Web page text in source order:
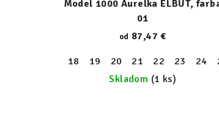
Model 1000 Aurelka ELBUT,
01
od 87,47 €
18 19 20 21 22 23 24
Skladom (1 ks)